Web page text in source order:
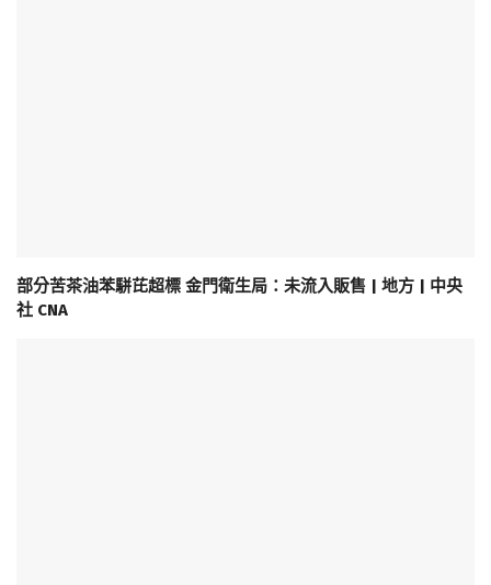
部分苦茶油苯駢芘超標 金門衛生局：未流入販售 | 地方 | 中央
社 CNA